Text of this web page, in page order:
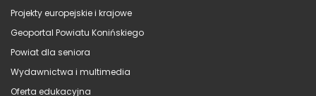
Projekty europejskie i krajowe
Geoportal Powiatu Konińskiego
Powiat dla seniora
Wydawnictwa i multimedia
Oferta edukacyjna